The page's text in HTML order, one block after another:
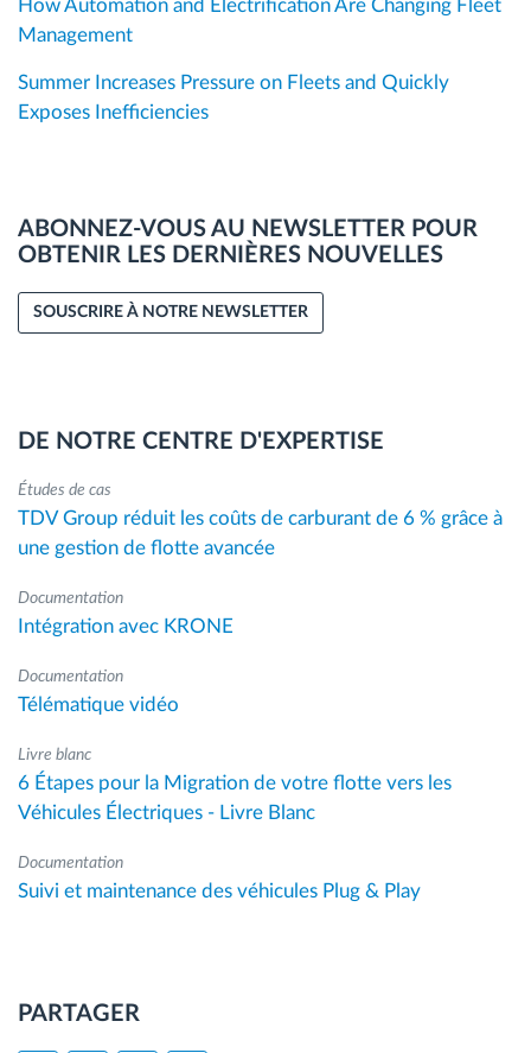
How Automation and Electrification Are Changing Fleet
Management
Summer Increases Pressure on Fleets and Quickly
Exposes Inefficiencies
ABONNEZ-VOUS AU NEWSLETTER POUR
OBTENIR LES DERNIÈRES NOUVELLES
SOUSCRIRE À NOTRE NEWSLETTER
DE NOTRE CENTRE D'EXPERTISE
Études de cas
TDV Group réduit les coûts de carburant de 6 % grâce à
une gestion de flotte avancée
Documentation
Intégration avec KRONE
Documentation
Télématique vidéo
Livre blanc
6 Étapes pour la Migration de votre flotte vers les
Véhicules Électriques - Livre Blanc
Documentation
Suivi et maintenance des véhicules Plug & Play
PARTAGER